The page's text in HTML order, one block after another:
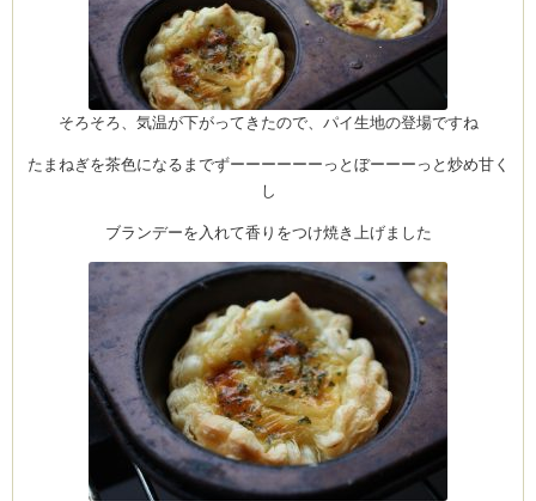
そろそろ、気温が下がってきたので、パイ生地の登場ですね
たまねぎを茶色になるまでずーーーーーーっとぼーーーっと炒め甘く
し
ブランデーを入れて香りをつけ焼き上げました